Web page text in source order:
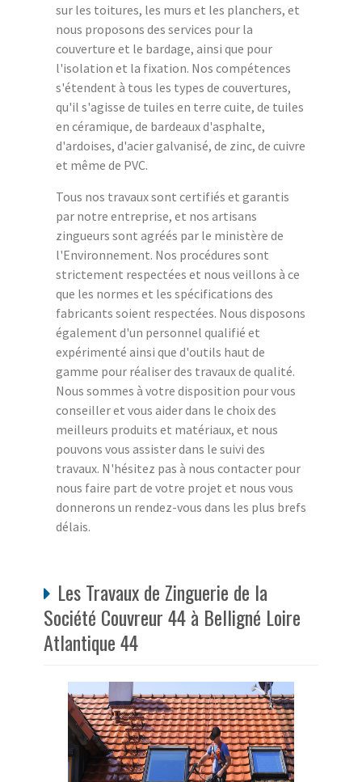
sur les toitures, les murs et les planchers, et
nous proposons des services pour la
couverture et le bardage, ainsi que pour
l'isolation et la fixation. Nos compétences
s'étendent à tous les types de couvertures,
qu'il s'agisse de tuiles en terre cuite, de tuiles
en céramique, de bardeaux d'asphalte,
d'ardoises, d'acier galvanisé, de zinc, de cuivre
et même de PVC.
Tous nos travaux sont certifiés et garantis
par notre entreprise, et nos artisans
zingueurs sont agréés par le ministère de
l'Environnement. Nos procédures sont
strictement respectées et nous veillons à ce
que les normes et les spécifications des
fabricants soient respectées. Nous disposons
également d'un personnel qualifié et
expérimenté ainsi que d'outils haut de
gamme pour réaliser des travaux de qualité.
Nous sommes à votre disposition pour vous
conseiller et vous aider dans le choix des
meilleurs produits et matériaux, et nous
pouvons vous assister dans le suivi des
travaux. N'hésitez pas à nous contacter pour
nous faire part de votre projet et nous vous
donnerons un rendez-vous dans les plus brefs
délais.
Les Travaux de Zinguerie de la
Société Couvreur 44 à Belligné Loire
Atlantique 44